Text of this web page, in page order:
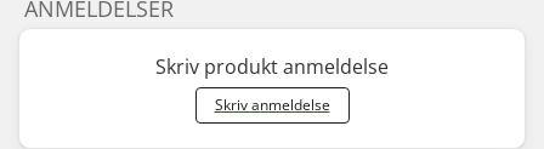
ANMELDELSER
Skriv produkt anmeldelse
Skriv anmeldelse